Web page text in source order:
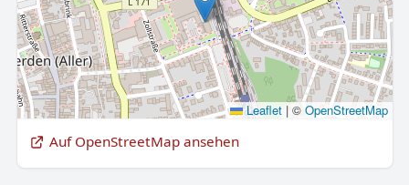
Leaflet |© OpenStreetMap
Auf OpenStreetMap ansehen